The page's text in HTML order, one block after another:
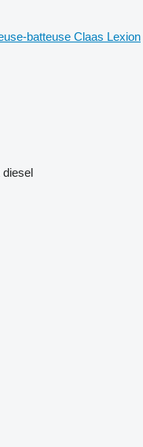
batteuse Claas Lexion
diesel